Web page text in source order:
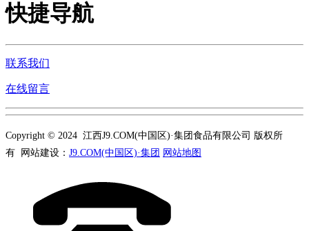
快捷导航
联系我们
在线留言
Copyright © 2024 江西J9.COM(中国区)·集团食品有限公司 版权所
有 网站建设： J9.COM(中国区)·集团 网站地图